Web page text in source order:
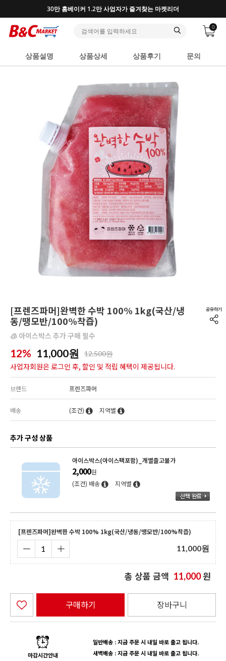
30만 홈베이커 1.2만 사업자가 즐겨찾는 마켓리더
0
상품설명 상품상세 상품후기 문의
[프렌즈파머]완벽한 수박 100% 1kg(국산/냉
동/땡모반/100%착즙)
🧊 아이스박스 추가 구매 필수
12% 11,000원 12,500원
사업자회원은 로그인 후, 할인 및 적립 혜택이 제공됩니다.
브랜드 프렌즈파머
배송 (조건) 지역별
추가 구성 상품
아이스박스(아이스팩포함)_개별출고불가
2,000원
(조건) 배송
지역별
[프렌즈파머]완벽한 수박 100% 1kg(국산/냉동/땡모반/100%착즙)
11,000원
총 상품 금액 11,000원
구매하기 장바구니
마감시간안내
일반배송 : 지금 주문 시 내일 바로 출고 됩니다.
새벽배송 : 지금 주문 시 내일 바로 출고 됩니다.